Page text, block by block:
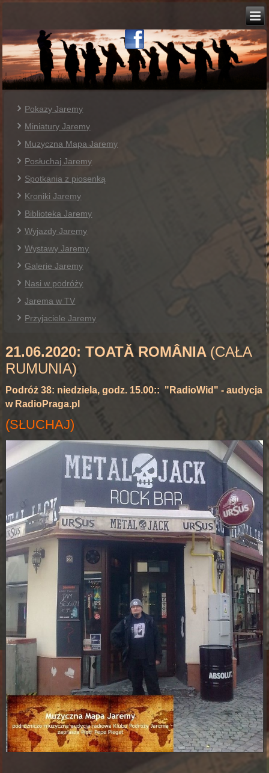
Pokazy Jaremy
Miniatury Jaremy
Muzyczna Mapa Jaremy
Posłuchaj Jaremy
Spotkania z piosenką
Kroniki Jaremy
Biblioteka Jaremy
Wyjazdy Jaremy
Wystawy Jaremy
Galerie Jaremy
Nasi w podróży
Jarema w TV
Przyjaciele Jaremy
21.06.2020: TOATĂ ROMÂNIA (CAŁA
RUMUNIA)
Podróż 38: niedziela, godz. 15.00:: "RadioWid" - audycja
w RadioPraga.pl
(SŁUCHAJ)